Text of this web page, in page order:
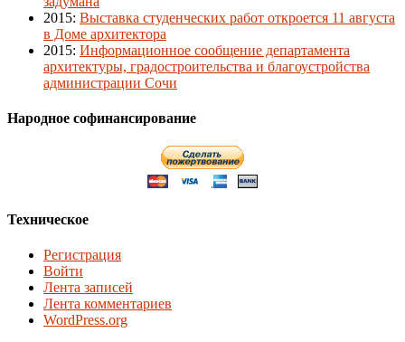
2015: Выставка студенческих работ откроется 11 августа
в Доме архитектора
2015: Информационное сообщение департамента
архитектуры, градостроительства и благоустройства
администрации Сочи
Народное софинансирование
Техническое
Регистрация
Войти
Лента записей
Лента комментариев
WordPress.org